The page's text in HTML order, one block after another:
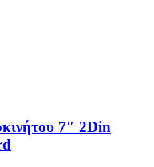
7″ 2Din